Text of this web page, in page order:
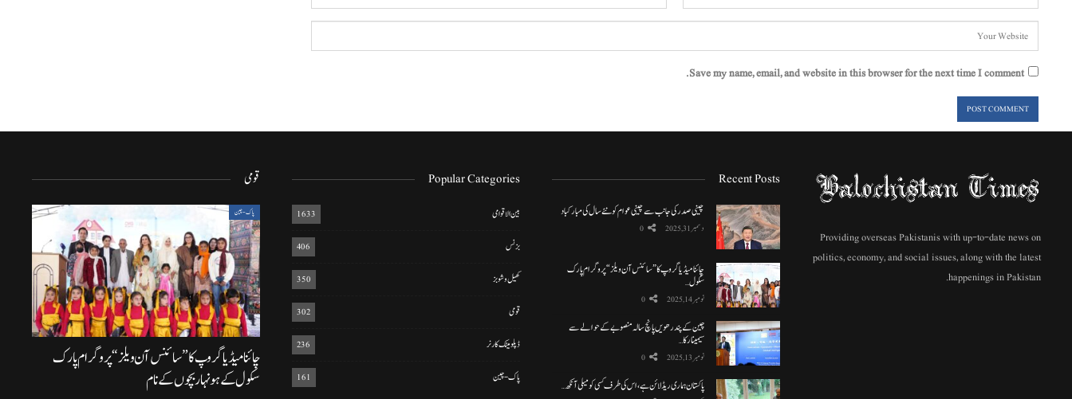
Save my name, email, and website in this browser for the next time I comment.
Providing overseas Pakistanis with up-to-date news on
politics, economy, and social issues, along with the latest
happenings in Pakistan.
Recent Posts
چینی صدر کی جانب سے چینی عوام کو نئے سال کی مبارکباد
دسمبر 31, 2025
چائنا میڈیا گروپ کا ”سائنس آن ویلز“ پروگرام پارک
سکول…
نومبر 14, 2025
چین کے پندرھویں پانچ سالہ منصوبے کے حوالے سے
سیمینار کا…
نومبر 13, 2025
پاکستان ہماری ریڈ لائن ہے، اس کی طرف کسی کو میلی آنکھ…
Popular Categories
بین الاقوامی 1633
بزنس 406
کھیل و شوبز 350
قومی 302
ڈپلومیٹک کارنر 236
پاک-چین 161
قومی
پاک-چین
چائنا میڈیا گروپ کا ”سائنس آن ویلز“ پروگرام پارک
سکول کے ہونہار بچوں کے نام